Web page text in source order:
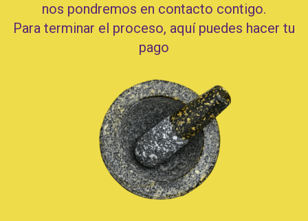
nos pondremos en contacto contigo.
Para terminar el proceso, aquí puedes hacer tu
pago